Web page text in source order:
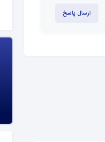
ارسال پاسخ